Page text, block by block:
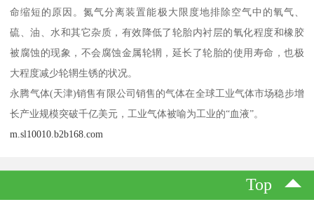
命缩短的原因。氮气分离装置能极大限度地排除空气中的氧气、
硫、油、水和其它杂质，有效降低了轮胎内衬层的氧化程度和橡胶
被腐蚀的现象，不会腐蚀金属轮辋，延长了轮胎的使用寿命，也极
大程度减少轮辋生锈的状况。
永腾气体(天津)销售有限公司销售的气体在全球工业气体市场稳步增
长产业规模突破千亿美元，工业气体被喻为工业的“血液”。
m.sl10010.b2b168.com
Top